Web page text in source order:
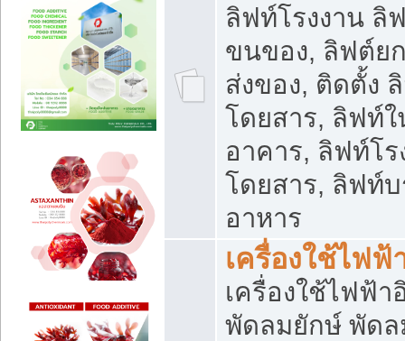
ลิฟท์โรงงาน ลิ
ขนของ, ลิฟต์ย
ส่งของ, ติดตั้ง
โดยสาร, ลิฟท์
อาคาร, ลิฟท์โ
โดยสาร, ลิฟท์
อาหาร
เครื่องใช้ไฟฟ้
เครื่องใช้ไฟฟ้า
พัดลมยักษ์ พัด